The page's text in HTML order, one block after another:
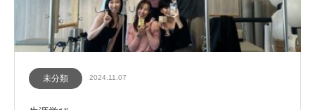
未分類 2024.11.07